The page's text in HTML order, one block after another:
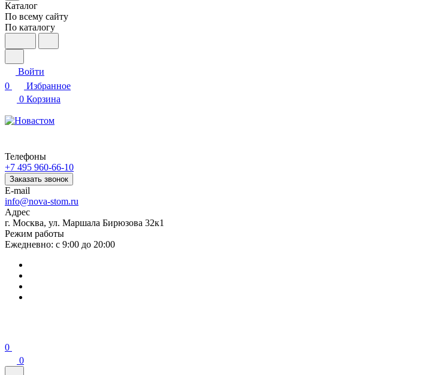
Каталог
По всему сайту
По каталогу
Войти
0
Избранное
0 Корзина
Телефоны
+7 495 960-66-10
Заказать звонок
E-mail
info@nova-stom.ru
Адрес
г. Москва, ул. Маршала Бирюзова 32к1
Режим работы
Ежедневно: с 9:00 до 20:00
0
0